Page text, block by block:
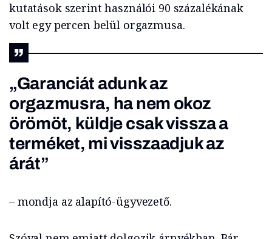
kutatások szerint használói 90 százalékának
volt egy percen belül orgazmusa.
„Garanciát adunk az
orgazmusra, ha nem okoz
örömöt, küldje csak vissza a
terméket, mi visszaadjuk az
árát”
– mondja az alapító-ügyvezető.